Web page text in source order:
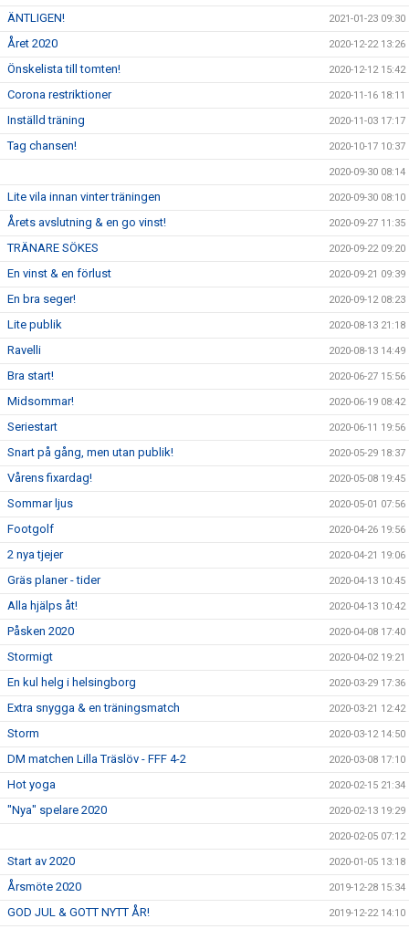
ÄNTLIGEN! 2021-01-23 09:30
Året 2020 2020-12-22 13:26
Önskelista till tomten! 2020-12-12 15:42
Corona restriktioner 2020-11-16 18:11
Inställd träning 2020-11-03 17:17
Tag chansen! 2020-10-17 10:37
2020-09-30 08:14
Lite vila innan vinter träningen 2020-09-30 08:10
Årets avslutning & en go vinst! 2020-09-27 11:35
TRÄNARE SÖKES 2020-09-22 09:20
En vinst & en förlust 2020-09-21 09:39
En bra seger! 2020-09-12 08:23
Lite publik 2020-08-13 21:18
Ravelli 2020-08-13 14:49
Bra start! 2020-06-27 15:56
Midsommar! 2020-06-19 08:42
Seriestart 2020-06-11 19:56
Snart på gång, men utan publik! 2020-05-29 18:37
Vårens fixardag! 2020-05-08 19:45
Sommar ljus 2020-05-01 07:56
Footgolf 2020-04-26 19:56
2 nya tjejer 2020-04-21 19:06
Gräs planer - tider 2020-04-13 10:45
Alla hjälps åt! 2020-04-13 10:42
Påsken 2020 2020-04-08 17:40
Stormigt 2020-04-02 19:21
En kul helg i helsingborg 2020-03-29 17:36
Extra snygga & en träningsmatch 2020-03-21 12:42
Storm 2020-03-12 14:50
DM matchen Lilla Träslöv - FFF 4-2 2020-03-08 17:10
Hot yoga 2020-02-15 21:34
"Nya" spelare 2020 2020-02-13 19:29
2020-02-05 07:12
Start av 2020 2020-01-05 13:18
Årsmöte 2020 2019-12-28 15:34
GOD JUL & GOTT NYTT ÅR! 2019-12-22 14:10